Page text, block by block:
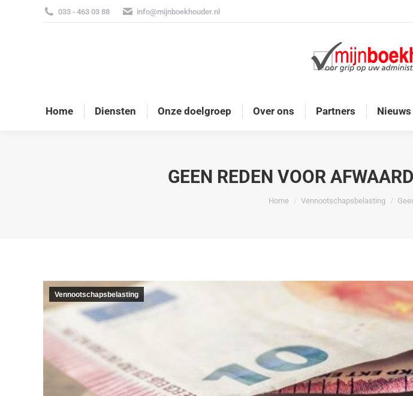
033 - 463 03 88 info@mijnboekhouder.nl
Home Diensten Onze doelgroep Over ons Partners Nieuws
GEEN REDEN VOOR
Je bent hier:
Home Vennootschapsbelasting
Vennootschapsbelasting
Home Diensten